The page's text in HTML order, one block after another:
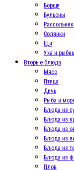
Борщи
Бульоны
Солянки
Щи
Уха и
Вторые блюда
Мясо
Птица
Дичь
Рыба и
Блюда из
Блюда из
Блюда из
Блюда из
Блюда из
Блюда из
Плов